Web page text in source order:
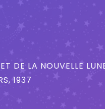
DE LA NOUVELLE
1937